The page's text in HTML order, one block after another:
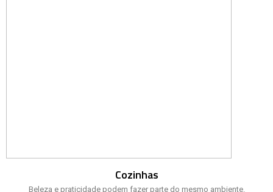
Cozinhas
Beleza e praticidade podem fazer parte do mesmo ambiente.